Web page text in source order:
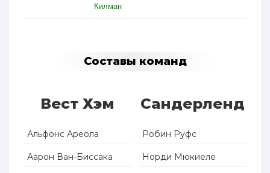
Килман
Составы команд
Вест Хэм
Альфонс Ареола
Аарон Ван-Биссака
Сандерленд
Робин Руфс
Норди Мюкиеле